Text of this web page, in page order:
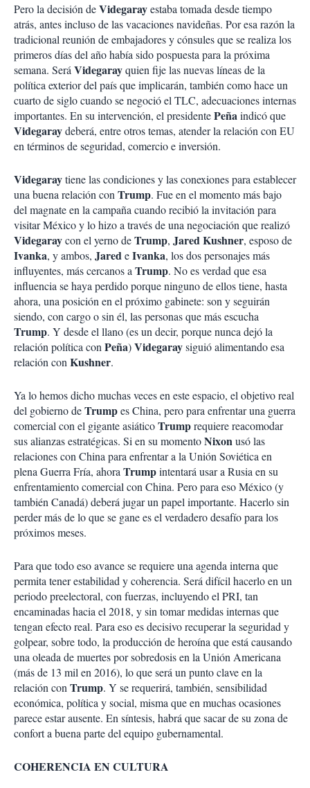
Pero la decisión deVidegarayestaba tomada desde tiempo
atrás, antes incluso de las vacaciones navideñas. Por esa razón la
tradicional reunión de embajadores y cónsules que se realiza los
primeros días del año había sido pospuesta para la próxima
semana. Será Videgarayquien fije las nuevas líneas de la
política exterior del país que implicarán, también como hace un
cuarto de siglo cuando se negoció el TLC, adecuaciones internas
importantes. En su intervención, el presidentePeñaindicó que
Videgaraydeberá, entre otros temas, atender la relación con EU
en términos de seguridad, comercio e inversión.
Videgaraytiene las condiciones y las conexiones para establecer
una buena relación con Trump. Fue en el momento más bajo
del magnate en la campaña cuando recibió la invitación para
visitar México y lo hizo a través de una negociación que realizó
Videgaraycon el yerno deTrump, Jared Kushner, esposo de
Ivanka, y ambos, JaredeIvanka, los dos personajes más
influyentes, más cercanos a Trump. No es verdad que esa
influencia se haya perdido porque ninguno de ellos tiene, hasta
ahora, una posición en el próximo gabinete: son y seguirán
siendo, con cargo o sin él, las personas que más escucha
Trump. Y desde el llano (es un decir, porque nunca dejó la
relación política con Peña)Videgaraysiguió alimentando esa
relación con Kushner.
Ya lo hemos dicho muchas veces en este espacio, el objetivo real
del gobierno deTrumpes China, pero para enfrentar una guerra
comercial con el gigante asiáticoTrumprequiere reacomodar
sus alianzas estratégicas. Si en su momentoNixonusó las
relaciones con China para enfrentar a la Unión Soviética en
plena Guerra Fría, ahora Trumpintentará usar a Rusia en su
enfrentamiento comercial con China. Pero para eso México (y
también Canadá) deberá jugar un papel importante. Hacerlo sin
perder más de lo que se gane es el verdadero desafío para los
próximos meses.
Para que todo eso avance se requiere una agenda interna que
permita tener estabilidad y coherencia. Será difícil hacerlo en un
periodo preelectoral, con fuerzas, incluyendo el PRI, tan
encaminadas hacia el 2018, y sin tomar medidas internas que
tengan efecto real. Para eso es decisivo recuperar la seguridad y
golpear, sobre todo, la producción de heroína que está causando
una oleada de muertes por sobredosis en la Unión Americana
(más de 13 mil en 2016), lo que será un punto clave en la
relación con Trump. Y se requerirá, también, sensibilidad
económica, política y social, misma que en muchas ocasiones
parece estar ausente. En síntesis, habrá que sacar de su zona de
confort a buena parte del equipo gubernamental.
COHERENCIA EN CULTURA